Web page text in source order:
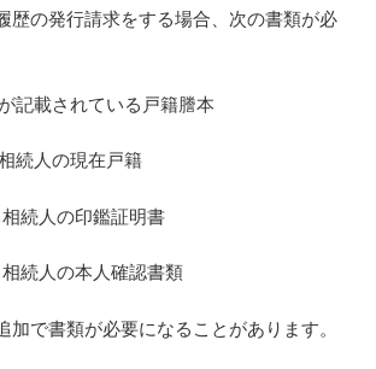
歴の発行請求をする場合、次の書類が必
記載されている戸籍謄本
続人の現在戸籍
続人の印鑑証明書
続人の本人確認書類
加で書類が必要になることがあります。